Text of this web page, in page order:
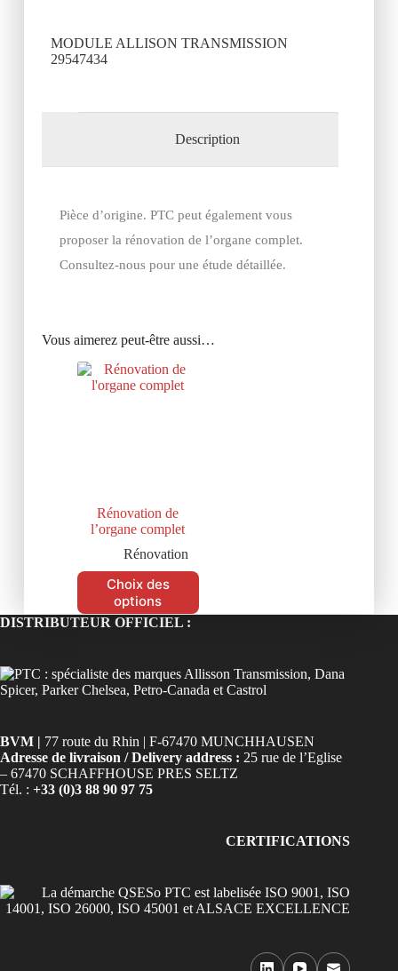
MODULE ALLISON TRANSMISSION
29547434
Description
Pièce d’origine. PTC peut également vous
proposer la rénovation de l’organe complet.
Consultez-nous pour une étude détaillée.
Vous aimerez peut-être aussi…
Rénovation de
l’organe complet
Rénovation
Choix des
options
DISTRIBUTEUR OFFICIEL :
BVM | 77 route du Rhin | F-67470 MUNCHHAUSEN
Adresse de livraison / Delivery address : 25 rue de l’Eglise
– 67470 SCHAFFHOUSE PRES SELTZ
Tél. : +33 (0)3 88 90 97 75
CERTIFICATIONS